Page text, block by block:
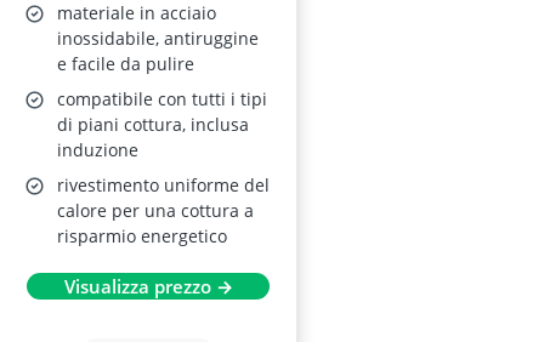
materiale in acciaio
inossidabile, antiruggine
e facile da pulire
compatibile con tutti i tipi
di piani cottura, inclusa
induzione
rivestimento uniforme del
calore per una cottura a
risparmio energetico
Visualizza prezzo →